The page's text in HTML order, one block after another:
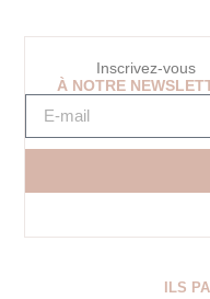
Inscrivez-vous
À NOTRE
ILS